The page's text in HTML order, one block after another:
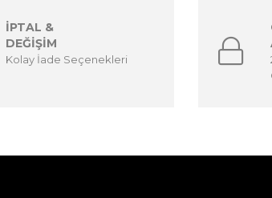
İPTAL &
DEĞİŞİM
Kolay İade Seçenekleri